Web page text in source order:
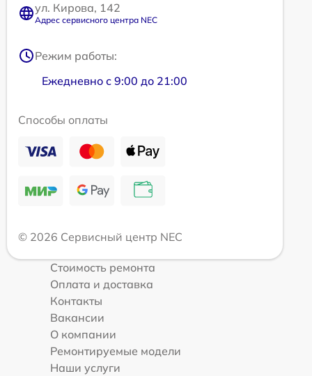
ул. Кирова, 142
Адрес сервисного центра NEC
Режим работы:
Ежедневно с 9:00 до 21:00
Способы оплаты
© 2026 Сервисный центр NEC
Стоимость ремонта
Оплата и доставка
Контакты
Вакансии
О компании
Ремонтируемые модели
Наши услуги